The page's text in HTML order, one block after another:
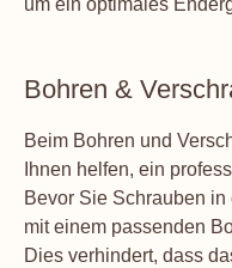
um ein optimales
Bohren &
Beim Bohren und
Ihnen helfen, ein
Bevor Sie Schrauben
mit einem passenden
Dies verhindert, dass